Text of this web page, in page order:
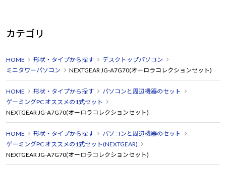
カテゴリ
HOME 形状・タイプから探す
デスクトップパソコン
ミニタワーパソコン
NEXTGEAR JG-A7G70(オーロラコレクションセット)
HOME 形状・タイプから探す
パソコンと周辺機器のセット
ゲーミングPC オススメの1式セット
NEXTGEAR JG-A7G70(オーロラコレクションセット)
HOME 形状・タイプから探す
パソコンと周辺機器のセット
ゲーミングPC オススメの1式セット(NEXTGEAR)
NEXTGEAR JG-A7G70(オーロラコレクションセット)